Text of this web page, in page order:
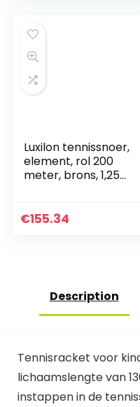
Luxilon tennissnoer,
element, rol 200
meter, brons, 1,25
€155.34
Description
Tennisracket voor
lichaamslengte van
instappen in de